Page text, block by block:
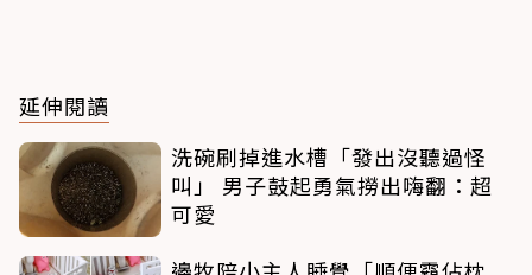
延伸閱讀
洗碗刷掉進水槽「發出沒聽過怪
叫」 男子鼓起勇氣撈出嗨翻：超
可愛